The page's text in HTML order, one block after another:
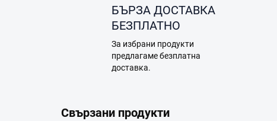
БЪРЗА ДОСТАВКА
БЕЗПЛАТНО
За избрани продукти
предлагаме безплатна
доставка.
Свързани продукти